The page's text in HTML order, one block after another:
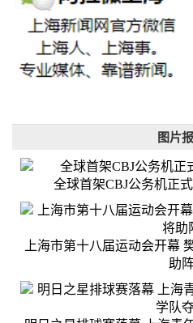
图片
全球首架CBJ公务机正
上海市第十八届运动会开幕
助